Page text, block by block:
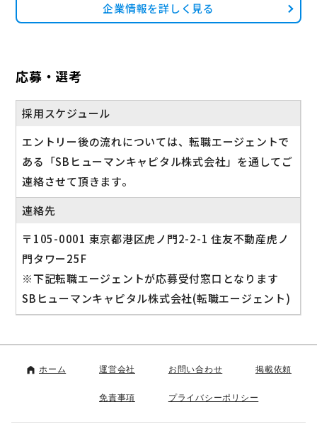
企業情報を詳しく見る
応募・選考
採用スケジュール
エントリー後の流れについては、転職エージェントで
ある「SBヒューマンキャピタル株式会社」を通してご
連絡させて頂きます。
連絡先
〒105-0001 東京都港区虎ノ門2-2-1 住友不動産虎ノ
門タワー25F
※下記転職エージェントが応募受付窓口となります
SBヒューマンキャピタル株式会社(転職エージェント)
ホーム 運営会社 お問い合わせ 掲載依頼
免責事項 プライバシーポリシー